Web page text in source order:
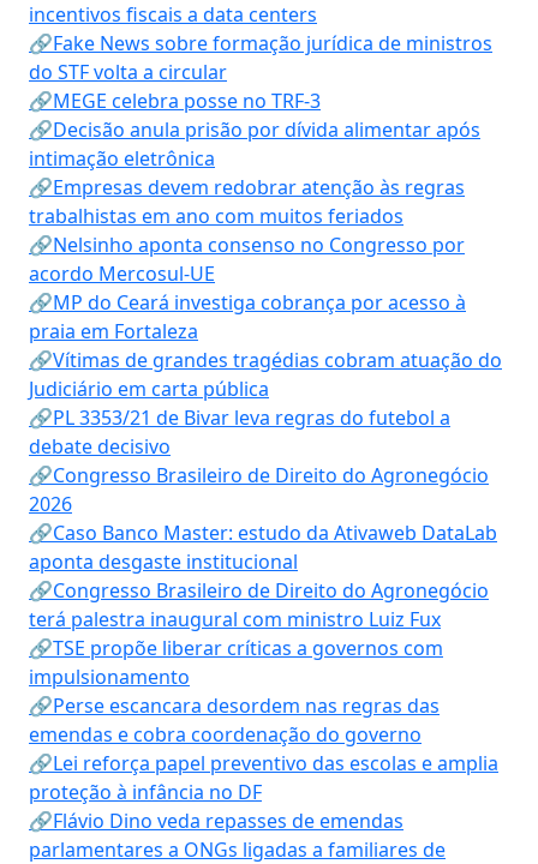
incentivos fiscais a data centers
🔗Fake News sobre formação jurídica de ministros
do STF volta a circular
🔗MEGE celebra posse no TRF-3
🔗Decisão anula prisão por dívida alimentar após
intimação eletrônica
🔗Empresas devem redobrar atenção às regras
trabalhistas em ano com muitos feriados
🔗Nelsinho aponta consenso no Congresso por
acordo Mercosul-UE
🔗MP do Ceará investiga cobrança por acesso à
praia em Fortaleza
🔗Vítimas de grandes tragédias cobram atuação do
Judiciário em carta pública
🔗PL 3353/21 de Bivar leva regras do futebol a
debate decisivo
🔗Congresso Brasileiro de Direito do Agronegócio
2026
🔗Caso Banco Master: estudo da Ativaweb DataLab
aponta desgaste institucional
🔗Congresso Brasileiro de Direito do Agronegócio
terá palestra inaugural com ministro Luiz Fux
🔗TSE propõe liberar críticas a governos com
impulsionamento
🔗Perse escancara desordem nas regras das
emendas e cobra coordenação do governo
🔗Lei reforça papel preventivo das escolas e amplia
proteção à infância no DF
🔗Flávio Dino veda repasses de emendas
parlamentares a ONGs ligadas a familiares de